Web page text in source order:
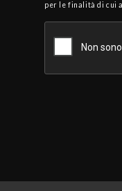
per le finalità di cui